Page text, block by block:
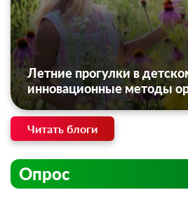
Летние прогулки в
инновационные методы
Читать блоги
Опрос